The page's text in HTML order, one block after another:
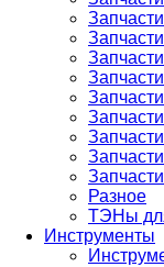
Разное
ТЭНы
Инструменты